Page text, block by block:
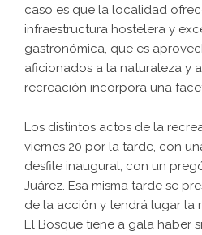
caso es que la localidad
infraestructura hostelera y
gastronómica, que es
aficionados a la naturaleza y
recreación incorpora una
Los distintos actos de la
viernes 20 por la tarde, con
desfile inaugural, con un
Juárez. Esa misma tarde se
de la acción y tendrá lugar la
El Bosque tiene a gala haber